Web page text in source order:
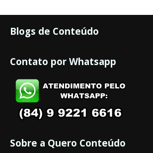
Blogs de Conteúdo
Contato por Whatsapp
Sobre a Quero Conteúdo